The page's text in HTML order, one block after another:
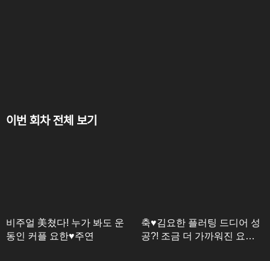
이번 회차 전체 보기
비주얼 美쳤다! 누가 봐도 운
동인 커플 요한♥주연
축♥김요한 플러팅 드디어 성
공?! 조금 더 가까워진 요한